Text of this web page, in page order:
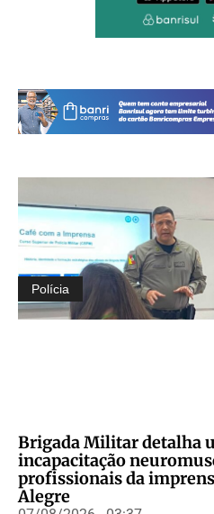
Polícia
Brigada Militar detalha
incapacitação
profissionais da
Alegre